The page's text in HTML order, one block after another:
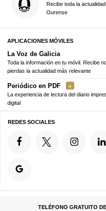
Recibe toda la
Ourense
APLICACIONES MÓVILES
La Voz de Galicia
Toda la información en tu móvil. Recibe
pierdas la actualidad más relevante
Periódico en PDF
La experiencia de lectura del diario
digital
REDES SOCIALES
TELÉFONO GRATUITO